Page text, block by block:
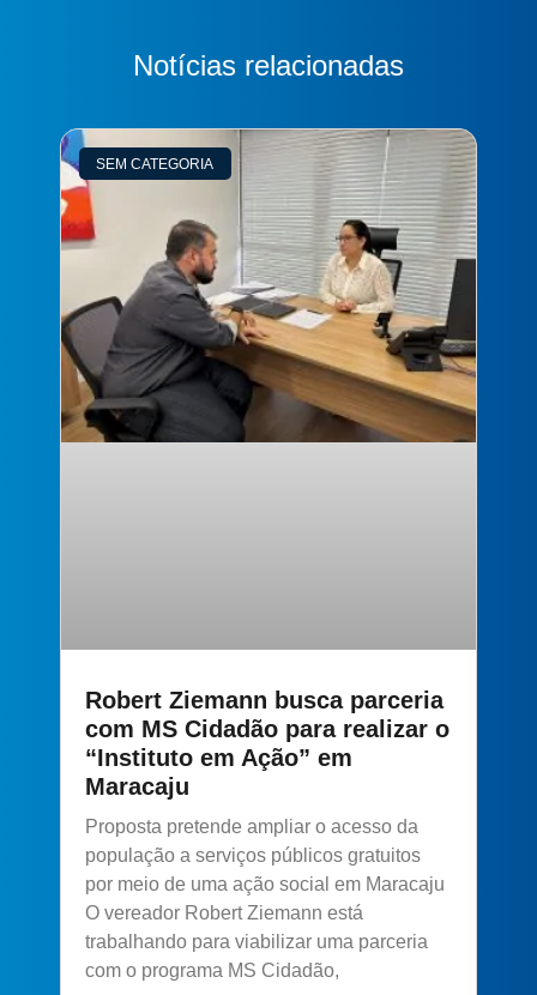
Notícias relacionadas
SEM CATEGORIA
Robert Ziemann busca parceria
com MS Cidadão para realizar o
“Instituto em Ação” em
Maracaju
Proposta pretende ampliar o acesso da
população a serviços públicos gratuitos
por meio de uma ação social em Maracaju
O vereador Robert Ziemann está
trabalhando para viabilizar uma parceria
com o programa MS Cidadão,